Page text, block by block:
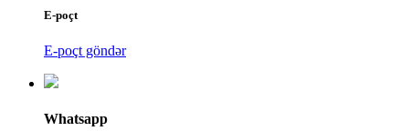
E-poçt
E-poçt göndər
Whatsapp